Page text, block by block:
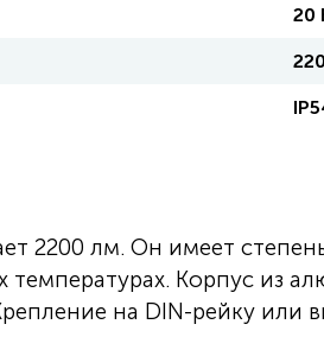
20
2200 лм. Он имеет
температурах. Корпус из
на DIN-рейку или